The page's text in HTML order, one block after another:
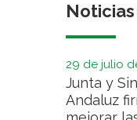
Noticias
29 de julio
Junta y
Andaluz